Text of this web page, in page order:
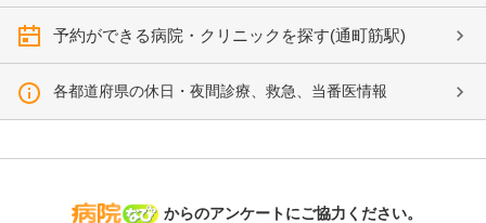
予約ができる病院・クリニックを探す(通町筋駅)
各都道府県の休日・夜間診療、救急、当番医情報
病院なび
からのアンケートにご協力ください。